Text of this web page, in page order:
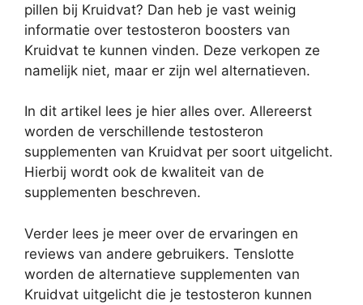
pillen bij Kruidvat? Dan heb je vast weinig
informatie over testosteron boosters van
Kruidvat te kunnen vinden. Deze verkopen ze
namelijk niet, maar er zijn wel alternatieven.
In dit artikel lees je hier alles over. Allereerst
worden de verschillende testosteron
supplementen van Kruidvat per soort uitgelicht.
Hierbij wordt ook de kwaliteit van de
supplementen beschreven.
Verder lees je meer over de ervaringen en
reviews van andere gebruikers. Tenslotte
worden de alternatieve supplementen van
Kruidvat uitgelicht die je testosteron kunnen